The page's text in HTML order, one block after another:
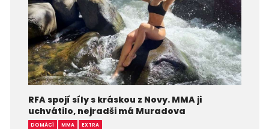
RFA spojí síly s kráskou z Novy. MMA ji
uchvátilo, nejradši má Muradova
DOMÁCÍ MMA EXTRA